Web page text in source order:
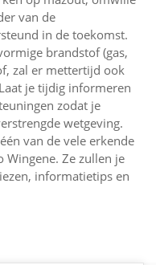
van de
in de toekomst.
brandstof (gas,
zal er mettertijd ook
je tijdig informeren
zodat je
wetgeving.
van de vele erkende
Ze zullen je
informatietips en